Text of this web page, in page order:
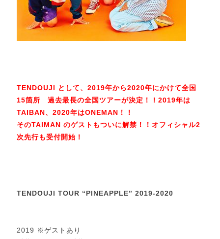
TENDOUJI として、2019年から2020年にかけて全国
15箇所 過去最長の全国ツアーが決定！！2019年は
TAIBAN、2020年はONEMAN！！
そのTAIMAN のゲストもついに解禁！！オフィシャル2
次先行も受付開始！
TENDOUJI TOUR “PINEAPPLE” 2019-2020
2019 ※ゲストあり